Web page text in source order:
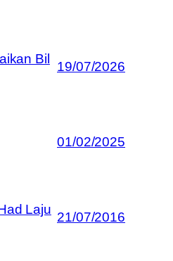
Bil
19/07/2026
01/02/2025
Laju 21/07/2016